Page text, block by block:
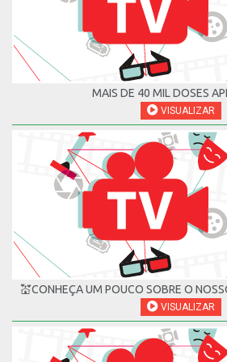
MAIS DE 40 MIL DOSES
VISUALIZAR
💒CONHEÇA UM POUCO SOBRE O
VISUALIZAR